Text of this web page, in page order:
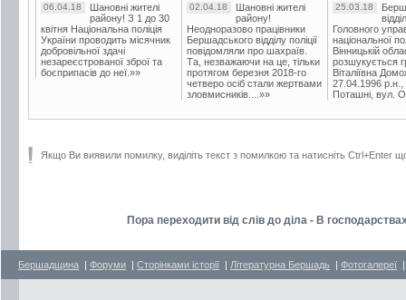
06.04.18
Шановні жителі
району! З 1 до 30
квітня Національна поліція
України проводить місячник
добровільної здачі
незареєстрованої зброї та
боєприпасів до неї.»»
02.04.18
Шановні жителі
району!
Неодноразово працівники
Бершадського відділу поліції
повідомляли про шахраїв.
Та, незважаючи на це, тільки
протягом березня 2018-го
четверо осіб стали жертвами
зловмисників....»»
25.03.18
Головного
національної
Вінницькій
розшукується
Віталіївна
27.04.1996 р.н.,
Поташні, вул.
Якщо Ви виявили помилку, виділіть текст з помилкою та натисніть Ctrl+Enter
Пора переходити від слів до діла - В
Бершадщина | Форуми | Сторінками історії | Літературна Бершадь | Фотогалереї